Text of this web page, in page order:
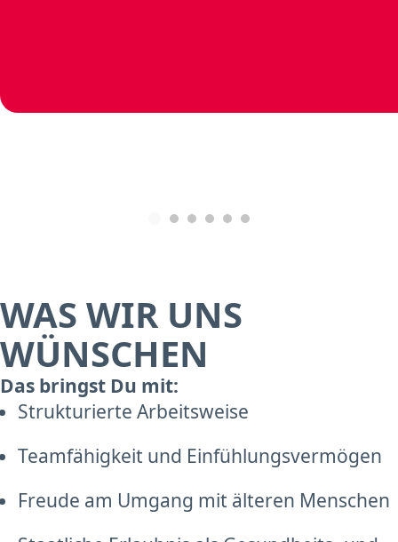
WAS WIR UNS
WÜNSCHEN
Das bringst Du mit:
Strukturierte Arbeitsweise
Teamfähigkeit und Einfühlungsvermögen
Freude am Umgang mit älteren Menschen